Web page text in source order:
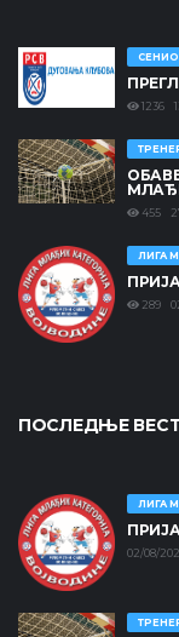
1236
455
ЛИГА
289
ПОСЛЕДЊЕ
ЛИГА
02/08/